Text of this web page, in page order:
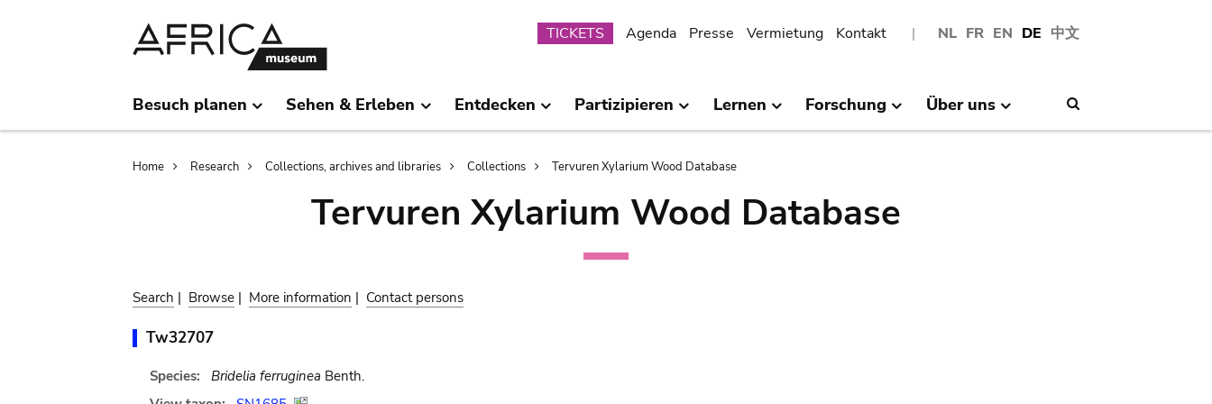
NL FR EN DE 中文
Submenu
TICKETS Agenda Presse Vermietung Kontakt
Besuch planen Sehen & Erleben Entdecken Partizipieren Lernen Forschung Über uns
Breadcrumb
Home Research Collections, archives and libraries Collections Tervuren Xylarium Wood Database
Tervuren Xylarium Wood Database
Search | Browse | More information | Contact persons
Tw32707
Species: Bridelia ferruginea Benth.